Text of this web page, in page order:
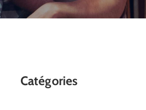
Catégories